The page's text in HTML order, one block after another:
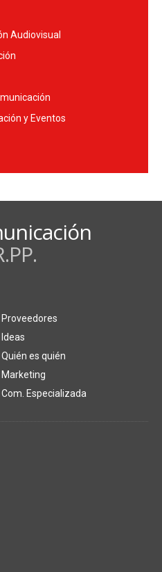
Audiovisual
y Eventos
Proveedores
Ideas
Quién es quién
Marketing
Com. Especializada